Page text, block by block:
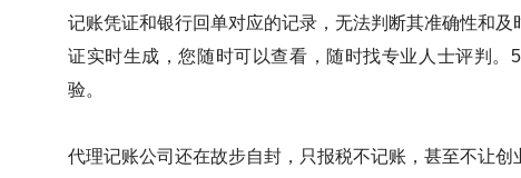
记账凭证和银行回单对应的记录，无法判断其准确性和
证实时生成，您随时可以查看，随时找专业人士评判
验。
代理记账公司还在故步自封，只报税不记账，甚至不让